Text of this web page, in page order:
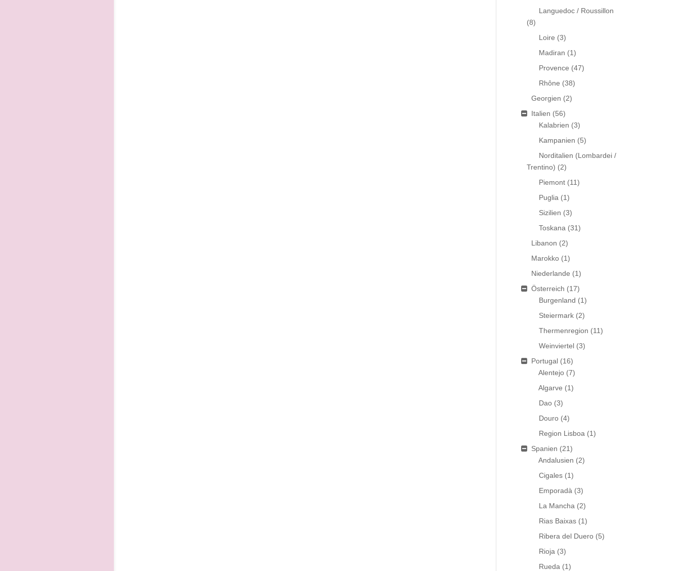
Languedoc / Roussillon
(8)
Loire (3)
Madiran (1)
Provence (47)
Rhône (38)
Georgien (2)
Italien (56)
Kalabrien (3)
Kampanien (5)
Norditalien (Lombardei /
Trentino) (2)
Piemont (11)
Puglia (1)
Sizilien (3)
Toskana (31)
Libanon (2)
Marokko (1)
Niederlande (1)
Österreich (17)
Burgenland (1)
Steiermark (2)
Thermenregion (11)
Weinviertel (3)
Portugal (16)
Alentejo (7)
Algarve (1)
Dao (3)
Douro (4)
Region Lisboa (1)
Spanien (21)
Andalusien (2)
Cigales (1)
Emporadà (3)
La Mancha (2)
Rias Baixas (1)
Ribera del Duero (5)
Rioja (3)
Rueda (1)